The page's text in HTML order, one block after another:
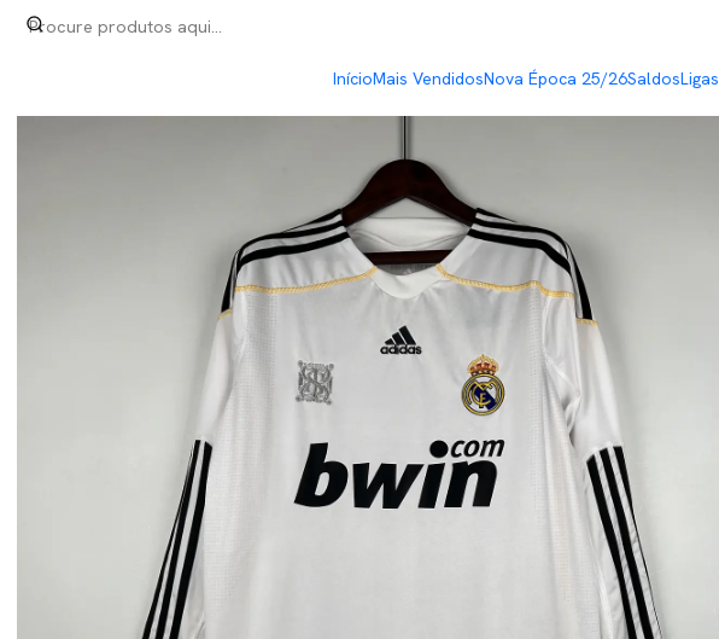
InícioMais VendidosNova Época 25/26SaldosLigas